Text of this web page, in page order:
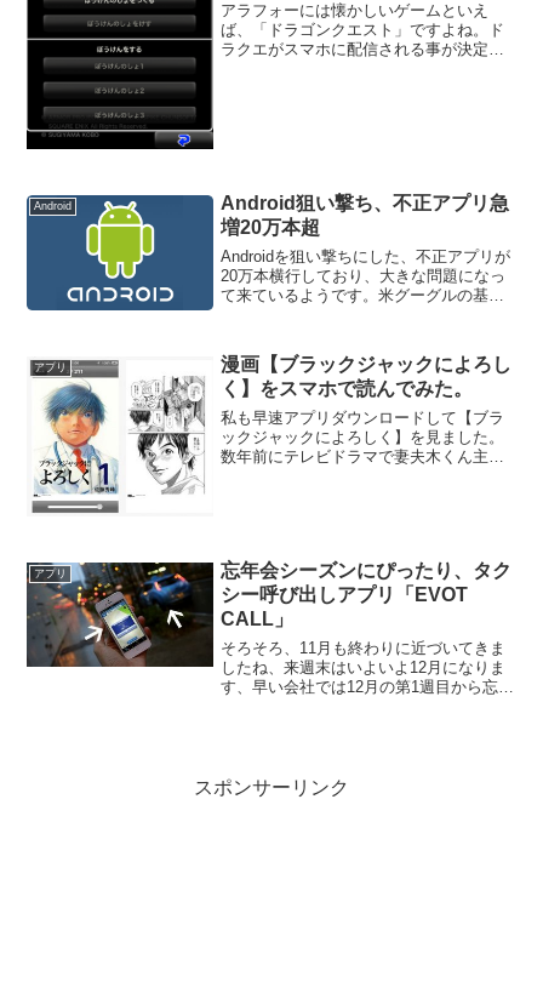
アラフォーには懐かしいゲームといえ
ば、「ドラゴンクエスト」ですよね。ド
ラクエがスマホに配信される事が決定し
Android
Android狙い撃ち、不正アプリ急
増20万本超
Androidを狙い撃ちにした、不正アプリが
20万本横行しており、大きな問題になっ
て来ているようです。米グーグルの基本
を狙った不正アプリ（実行ソフト）が１
０月末時点で２...
アプリ
漫画【ブラックジャックによろし
く】をスマホで読んでみた。
私も早速アプリダウンロードして【ブラ
ックジャックによろしく】を見ました。
数年前にテレビドラマで妻夫木くん主演
アプリ
忘年会シーズンにぴったり、タク
シー呼び出しアプリ「EVOT
CALL」
そろそろ、11月も終わりに近づいてきま
したね、来週末はいよいよ12月になりま
す、早い会社では12月の第1週目から忘年
スポンサーリンク